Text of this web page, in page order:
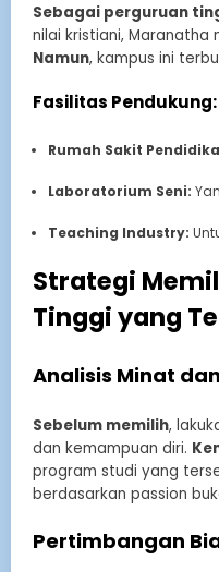
Sebagai perguruan
nilai kristiani, Maranatha
Namun, kampus ini
Fasilitas Pendukung:
Rumah Sakit
Laboratorium Seni:
Teaching Industry:
Strategi
Tinggi yang
Analisis Minat
Sebelum memilih,
dan kemampuan diri.
program studi yang
berdasarkan passion
Pertimbangan